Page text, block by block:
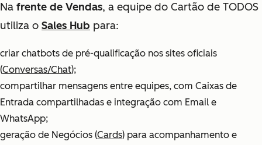
Na frente de Vendas, a equipe do Cartão de TODOS
utiliza o Sales Hub para:
criar chatbots de pré-qualificação nos sites oficiais
(Conversas/Chat);
compartilhar mensagens entre equipes, com Caixas de
Entrada compartilhadas e integração com Email e
WhatsApp;
geração de Negócios (Cards) para acompanhamento e